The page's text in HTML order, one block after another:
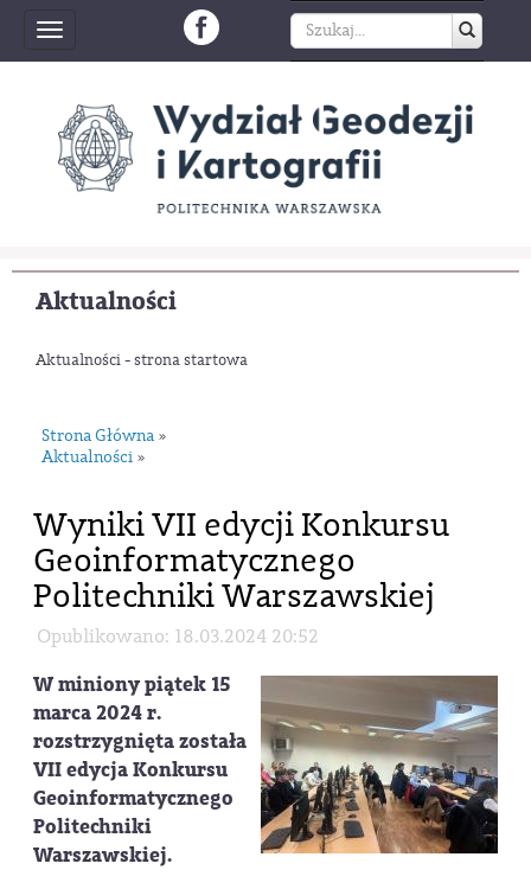
Toggle
navigation
Aktualności
Aktualności - strona startowa
Strona Główna »
Aktualności »
Wyniki VII edycji Konkursu
Geoinformatycznego
Politechniki Warszawskiej
Opublikowano: 18.03.2024 20:52
W miniony piątek 15
marca 2024 r.
rozstrzygnięta została
VII edycja Konkursu
Geoinformatycznego
Politechniki
Warszawskiej.